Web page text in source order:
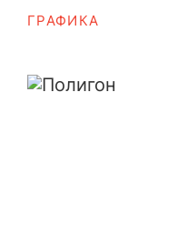
ГРАФИКА
Полигон